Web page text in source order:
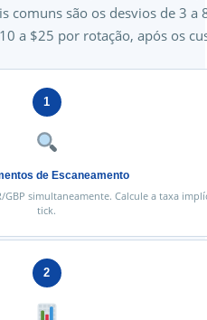
comuns são os desvios de 3 a
a $25 por rotação, após os
1
de Escaneamento
GBP simultaneamente. Calcule a taxa
tick.
2